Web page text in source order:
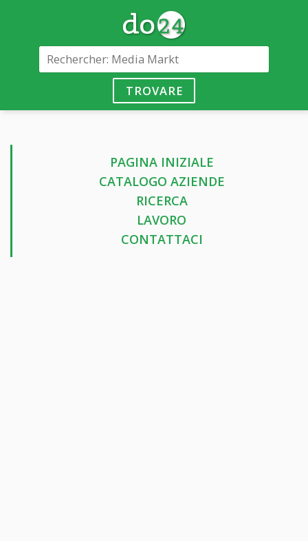
TROVARE
PAGINA INIZIALE
CATALOGO AZIENDE
RICERCA
LAVORO
CONTATTACI